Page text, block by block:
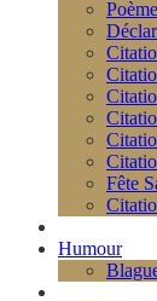
Fête
Humour